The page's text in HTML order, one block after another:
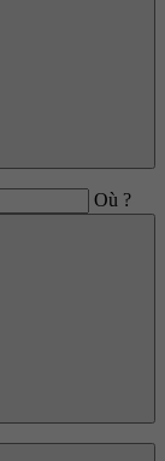
Où ?